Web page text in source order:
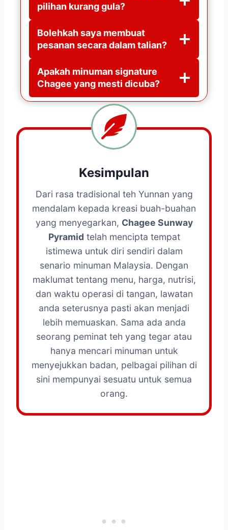
pilihan kurang gula?
Bolehkah saya membuat
pesanan secara dalam talian?
Apakah minuman signature
Chagee yang mesti dicuba?
Kesimpulan
Dari rasa tradisional teh Yunnan yang
mendalam kepada kreasi buah-buahan
yang menyegarkan, Chagee Sunway
Pyramid telah mencipta tempat
istimewa untuk diri sendiri dalam
senario minuman Malaysia. Dengan
maklumat tentang menu, harga, nutrisi,
dan waktu operasi di tangan, lawatan
anda seterusnya pasti akan menjadi
lebih memuaskan. Sama ada anda
seorang peminat teh yang tegar atau
hanya mencari minuman untuk
menyejukkan badan, pelbagai pilihan di
sini mempunyai sesuatu untuk semua
orang.